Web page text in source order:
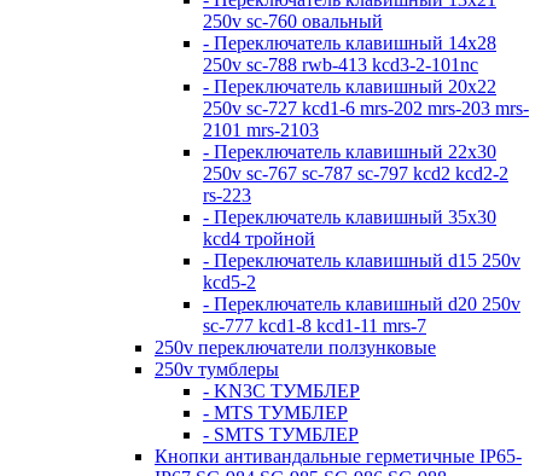
250v sc-760 овальный
- Переключатель клавишный 14х28
250v sc-788 rwb-413 kcd3-2-101nc
- Переключатель клавишный 20х22
250v sc-727 kcd1-6 mrs-202 mrs-203 mrs-
2101 mrs-2103
- Переключатель клавишный 22х30
250v sc-767 sc-787 sc-797 kcd2 kcd2-2
rs-223
- Переключатель клавишный 35х30
kcd4 тройной
- Переключатель клавишный d15 250v
kcd5-2
- Переключатель клавишный d20 250v
sc-777 kcd1-8 kcd1-11 mrs-7
250v переключатели ползунковые
250v тумблеры
- KN3C ТУМБЛЕР
- MTS ТУМБЛЕР
- SMTS ТУМБЛЕР
Кнопки антивандальные герметичные IP65-